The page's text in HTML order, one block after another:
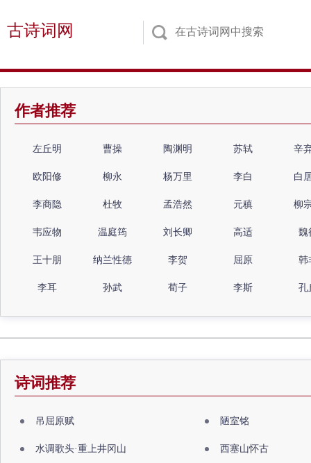
古诗词网
作者推荐
左丘明 曹操 陶渊明 苏轼 辛
欧阳修 柳永 杨万里 李白 白
李商隐 杜牧 孟浩然 元稹 柳
韦应物 温庭筠 刘长卿 高适 魏
王十朋 纳兰性德 李贺 屈原 韩
李耳 孙武 荀子 李斯 孔
诗词推荐
吊屈原赋 陋室铭
水调歌头·重上井冈山 西塞山怀古